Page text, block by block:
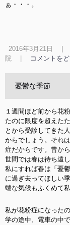
ぁ・・・。
2016年3月21日
院
コメントを
憂鬱な季節
１週間ほど前から花
たのに限度を超えた
とから受診してきた
からでしょう。それ
症だからです。昔か
世間では春は待ち遠
私にすれば春は「憂
に過ぎ去ってほしい
端な気候もふくめて
私が花粉症になった
学の途中、電車の中